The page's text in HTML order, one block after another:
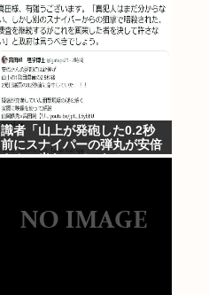
識者「山上が発砲した0.2秒
前にスナイパーの弾丸が安倍
さんに当たっていた！」 こ